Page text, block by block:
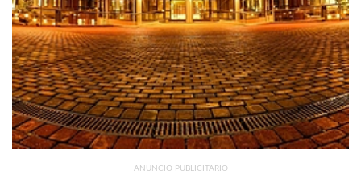
ANUNCIO PUBLICITARIO